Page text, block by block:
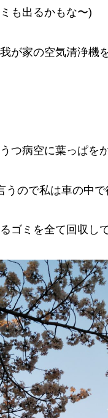
も出るかもな〜)
が家の空気清浄機
つ病空に葉っぱを
ので私は車の中で
ゴミを全て回収し